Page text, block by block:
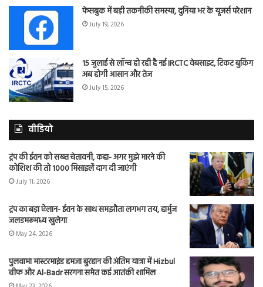
फेसबुक में बड़ी तकनीकी समस्या, दुनिया भर के यूजर्स परेशान
July 19, 2026
15 जुलाई से लॉन्च हो रही है नई IRCTC वेबसाइट, टिकट बुकिंग
अब होगी आसान और तेज
July 15, 2026
वीडियो
ट्रंप की ईरान को सख्त चेतावनी, कहा- अगर मुझे मारने की
कोशिश की तो 1000 मिसाइलें दाग दी जाएंगी
July 11, 2026
ट्रंप का बड़ा ऐलान- ईरान के साथ समझौता लगभग तय, हार्मुज
जलडमरूमध्य खुलेगा
May 24, 2026
पुलवामा मास्टरमाइंड हमजा बुरहान की अंतिम यात्रा में Hizbul
चीफ और Al-Badr सरगना समेत कई आतंकी शामिल